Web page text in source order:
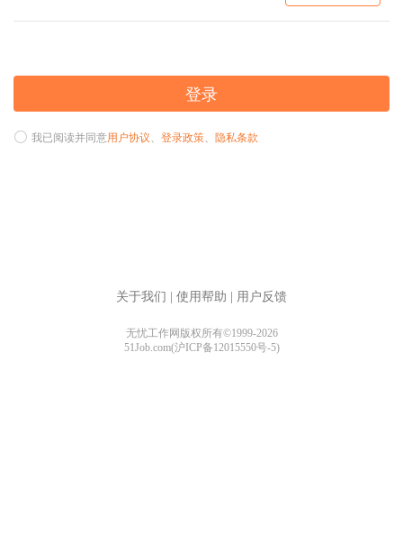
登录
我已阅读并同意用户协议、 登录政策、 隐私条款
关于我们 使用帮助 用户反馈
无忧工作网版权所有©1999-2026
51Job.com(沪ICP备12015550号-5)